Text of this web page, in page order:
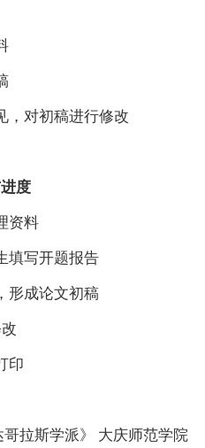
，对初稿进行修改
度
资料
填写开题报告
形成论文初稿
印
拉斯学派》 大庆师范学院